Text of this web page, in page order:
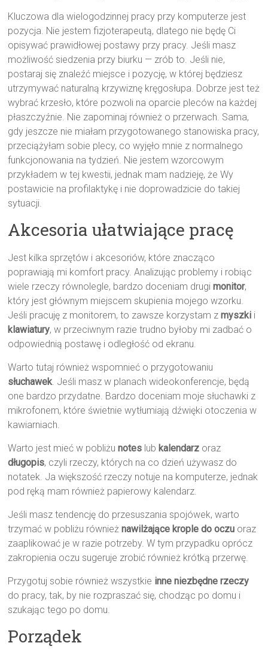
Kluczowa dla wielogodzinnej pracy przy komputerze jest
pozycja. Nie jestem fizjoterapeutą, dlatego nie będę Ci
opisywać prawidłowej postawy przy pracy. Jeśli masz
możliwość siedzenia przy biurku — zrób to. Jeśli nie,
postaraj się znaleźć miejsce i pozycję, w której będziesz
utrzymywać naturalną krzywiznę kręgosłupa. Dobrze jest też
wybrać krzesło, które pozwoli na oparcie pleców na każdej
płaszczyźnie. Nie zapominaj również o przerwach. Sama,
gdy jeszcze nie miałam przygotowanego stanowiska pracy,
przeciążyłam sobie plecy, co wyjęło mnie z normalnego
funkcjonowania na tydzień. Nie jestem wzorcowym
przykładem w tej kwestii, jednak mam nadzieję, że Wy
postawicie na profilaktykę i nie doprowadzicie do takiej
sytuacji.
Akcesoria ułatwiające pracę
Jest kilka sprzętów i akcesoriów, które znacząco
poprawiają mi komfort pracy. Analizując problemy i robiąc
wiele rzeczy równolegle, bardzo doceniam drugimonitor,
który jest głównym miejscem skupienia mojego wzorku.
Jeśli pracuję z monitorem, to zawsze korzystam zmyszki i
klawiatury, w przeciwnym razie trudno byłoby mi zadbać o
odpowiednią postawę i odległość od ekranu.
Warto tutaj również wspomnieć o przygotowaniu
słuchawek . Jeśli masz w planach wideokonferencje, będą
one bardzo przydatne. Bardzo doceniam moje słuchawki z
mikrofonem, które świetnie wytłumiają dźwięki otoczenia w
kawiarniach.
Warto jest mieć w pobliżunotes lub kalendarz oraz
długopis, czyli rzeczy, których na co dzień używasz do
notatek. Ja większość rzeczy notuje na komputerze, jednak
pod ręką mam również papierowy kalendarz.
Jeśli masz tendencję do przesuszania spojówek, warto
trzymać w pobliżu również nawilżające krople do oczu oraz
zaaplikować je w razie potrzeby. W tym przypadku oprócz
zakropienia oczu sugeruje zrobić również krótką przerwę.
Przygotuj sobie również wszystkie inne niezbędne rzeczy
do pracy, tak, by nie rozpraszać się, chodząc po domu i
szukając tego po domu.
Porządek